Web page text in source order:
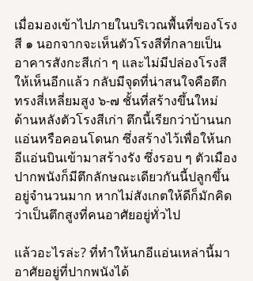
เมื่อมองเข้าไปภายในบริเวณพื้นที่ของโรง
สี ๑ นอกจากจะเห็นตัวโรงสีที่กลายเป็น
อาคารสังกะสีเก่า ๆ และไม่มีปล่องโรงสี
ให้เห็นอีกแล้ว กลับมีจุดที่น่าสนใจคือตึก
ทรงสี่เหลี่ยมสูง ๖-๗ ชั้นที่สร้างขึ้นใหม่
ด้านหลังตัวโรงสีเก่า ตึกนี้เรียกว่าบ้านนก
แอ่นหรือคอนโดนก ซึ่งสร้างไว้เพื่อให้นก
อีแอ่นบินเข้ามาสร้างรัง ซึ่งรอบ ๆ ตัวเมือง
ปากพนังก็มีตึกลักษณะเดียวกันนี้ปลูกขึ้น
อยู่จำนวนมาก หากไม่สังเกตให้ดีก็มักคิด
ว่าเป็นตึกสูงที่คนอาศัยอยู่ทั่วไป
แล้วอะไรล่ะ? ที่ทำให้นกอีแอ่นเหล่านี้มา
อาศัยอยู่ที่ปากพนังได้